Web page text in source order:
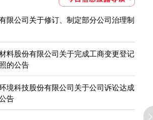
限公司关于修订、制定部分公司治理制
料股份有限公司关于完成工商变更登记
的公告
境科技股份有限公司关于公司诉讼达成
告